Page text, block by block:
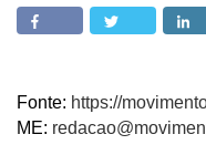
Fonte: https://
ME: